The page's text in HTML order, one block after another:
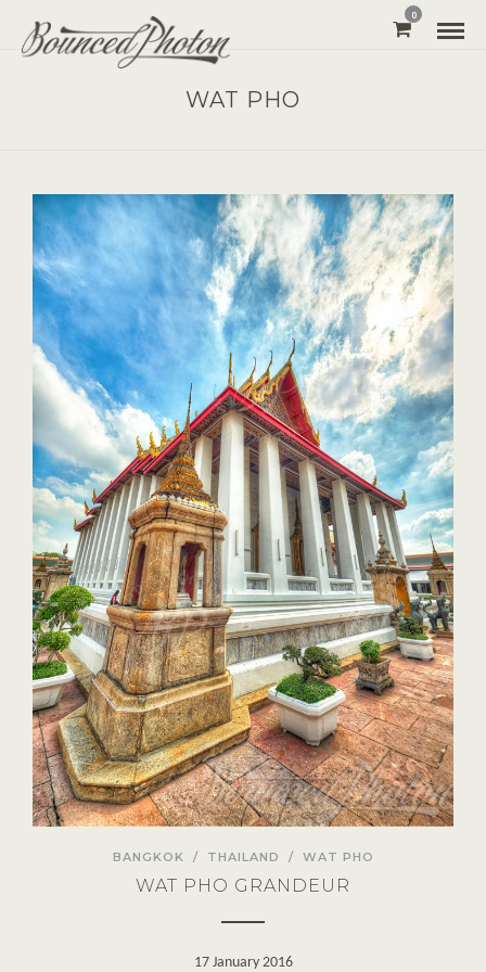
0
WAT PHO
BANGKOK / THAILAND / WAT PHO
WAT PHO GRANDEUR
17 January 2016